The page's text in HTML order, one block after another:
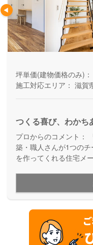
坪単価(建物価格のみ)：
施工対応エリア： 滋賀
つくる喜び、わかち
プロからのコメント：
築・職人さんが1つの
を作ってくれる住宅メ
げた信頼関係を土台に
のマイホームを実現し